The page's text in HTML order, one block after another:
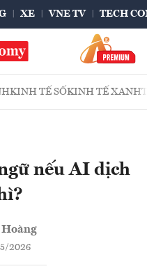
XE VNE TV TECH
KINH TẾ SỐKINH TẾ XANH
nếu AI dịch
2026